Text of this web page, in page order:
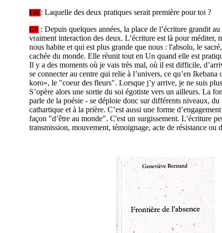
Fili : Laquelle des deux pratiques serait première pour toi ?
GB : Depuis quelques années, la place de l’écriture grandit
vraiment interaction des deux. L’écriture est là pour méditer,
nous habite et qui est plus grande que nous : l'absolu, le
cachée du monde. Elle réunit tout en Un quand elle est
Il y a des moments où je vais très mal, où il est difficile,
se connecter au centre qui relie à l’univers, ce qu’en
koro», le "coeur des fleurs". Lorsque j’y arrive, je ne suis
S’opère alors une sortie du soi égotiste vers un ailleurs. La
parle de la poésie - se déploie donc sur différents niveaux, du
cathartique et à la prière. C’est aussi une forme
façon "d’être au monde". C'est un surgissement. L’écriture
transmission, mouvement, témoignage, acte de résistance ou